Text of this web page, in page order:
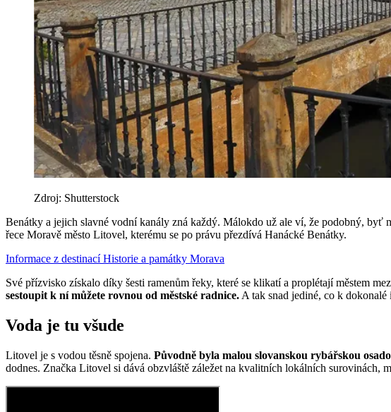
Zdroj: Shutterstock
Benátky a jejich slavné vodní kanály zná každý. Málokdo už ale ví, že podobný, byť
řece Moravě město Litovel, kterému se po právu přezdívá Hanácké Benátky.
Informace z destinacíHistorie a památky Morava
Své přízvisko získalo díky šesti ramenům řeky, které se klikatí a proplétají městem
sestoupit k ní můžete rovnou od městské radnice.A tak snad jediné, co k
Voda je tu všude
Litovel je s vodou těsně spojena. Původně byla malou slovanskou rybářskou
dodnes. Značka Litovel si dává obzvláště záležet na kvalitních lokálních surovinách,